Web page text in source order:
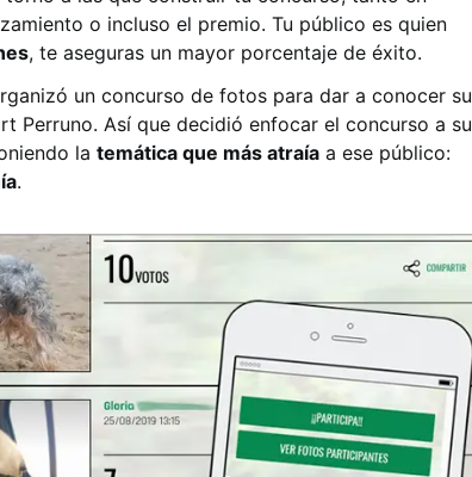
o incluso el premio. Tu público es quien
, te aseguras un mayor porcentaje de éxito.
un concurso de fotos para dar a conocer su
Perruno. Así que decidió enfocar el concurso a su
la temática que más atraía a ese público:
.